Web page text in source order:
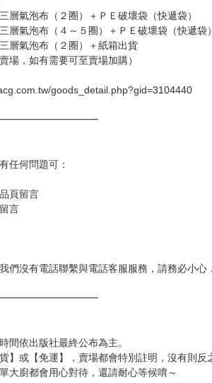
休息，客服會不定時回覆）
２天出貨（不含假日＆國定假日）
商品：
者，於隔週五出貨
者，於隔週四出貨
層氣泡布（２圈）＋ＰＥ破壞袋（快遞袋）
層氣泡布（４～５圈）＋ＰＥ破壞袋（快遞袋）
氣泡布（２圈）＋紙箱出貨
場，如有需要可至賣場加購）
goods_detail.php?gid=3104440
頁留言
言